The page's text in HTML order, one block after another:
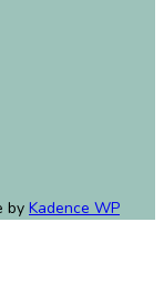
by Kadence WP